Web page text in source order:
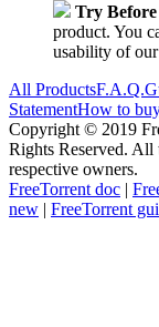
Try
product. You
usability of
All ProductsF.A.Q.
StatementHow to
Copyright © 2019
Rights Reserved. All
respective owners.
FreeTorrent doc |
new | FreeTorrent